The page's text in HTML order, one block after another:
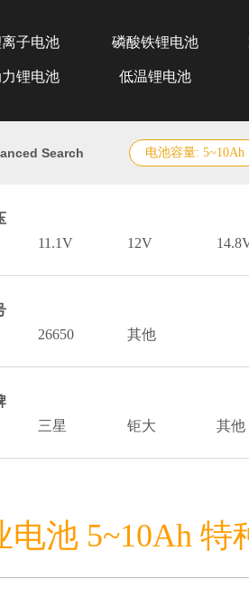
子电池 磷酸铁锂电池
锂电池 低温锂电池
Search 电池容量: 5~10Ah
11.1V 12V
26650 其他
三星 钜大 其他
电池 5~10Ah 特